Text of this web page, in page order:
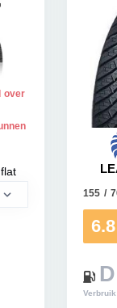
over
155 /
6.8
D
Verbruik